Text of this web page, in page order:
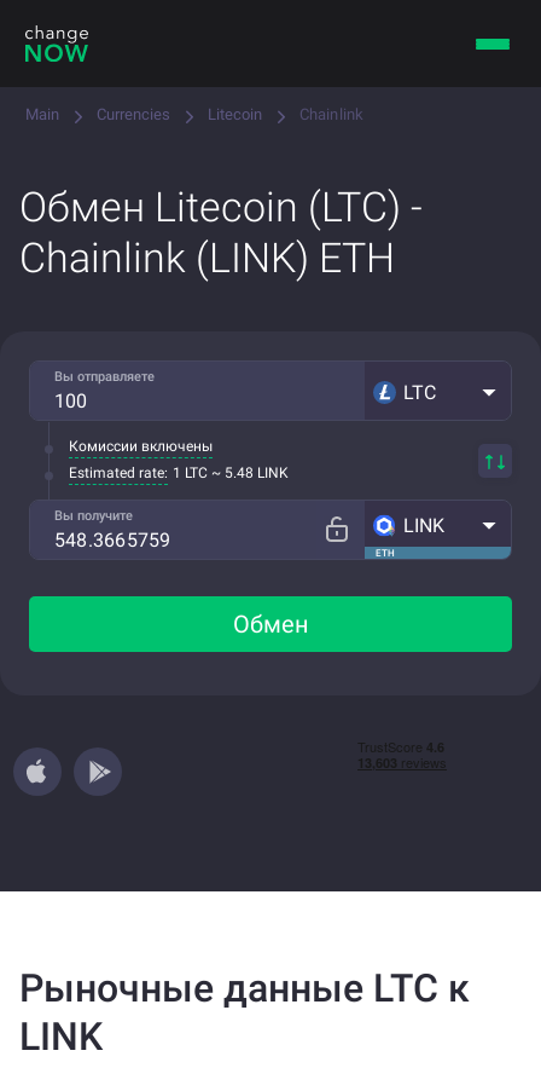
Main Currencies Litecoin Chainlink
Обмен Litecoin (LTC) -
Chainlink (LINK) ETH
Вы отправляете
LTC
Комиссии включены
Estimated rate: 1 LTC ~ 5.48 LINK
Вы получите
ETH
LINK
Обмен
Рыночные данные LTC к
LINK